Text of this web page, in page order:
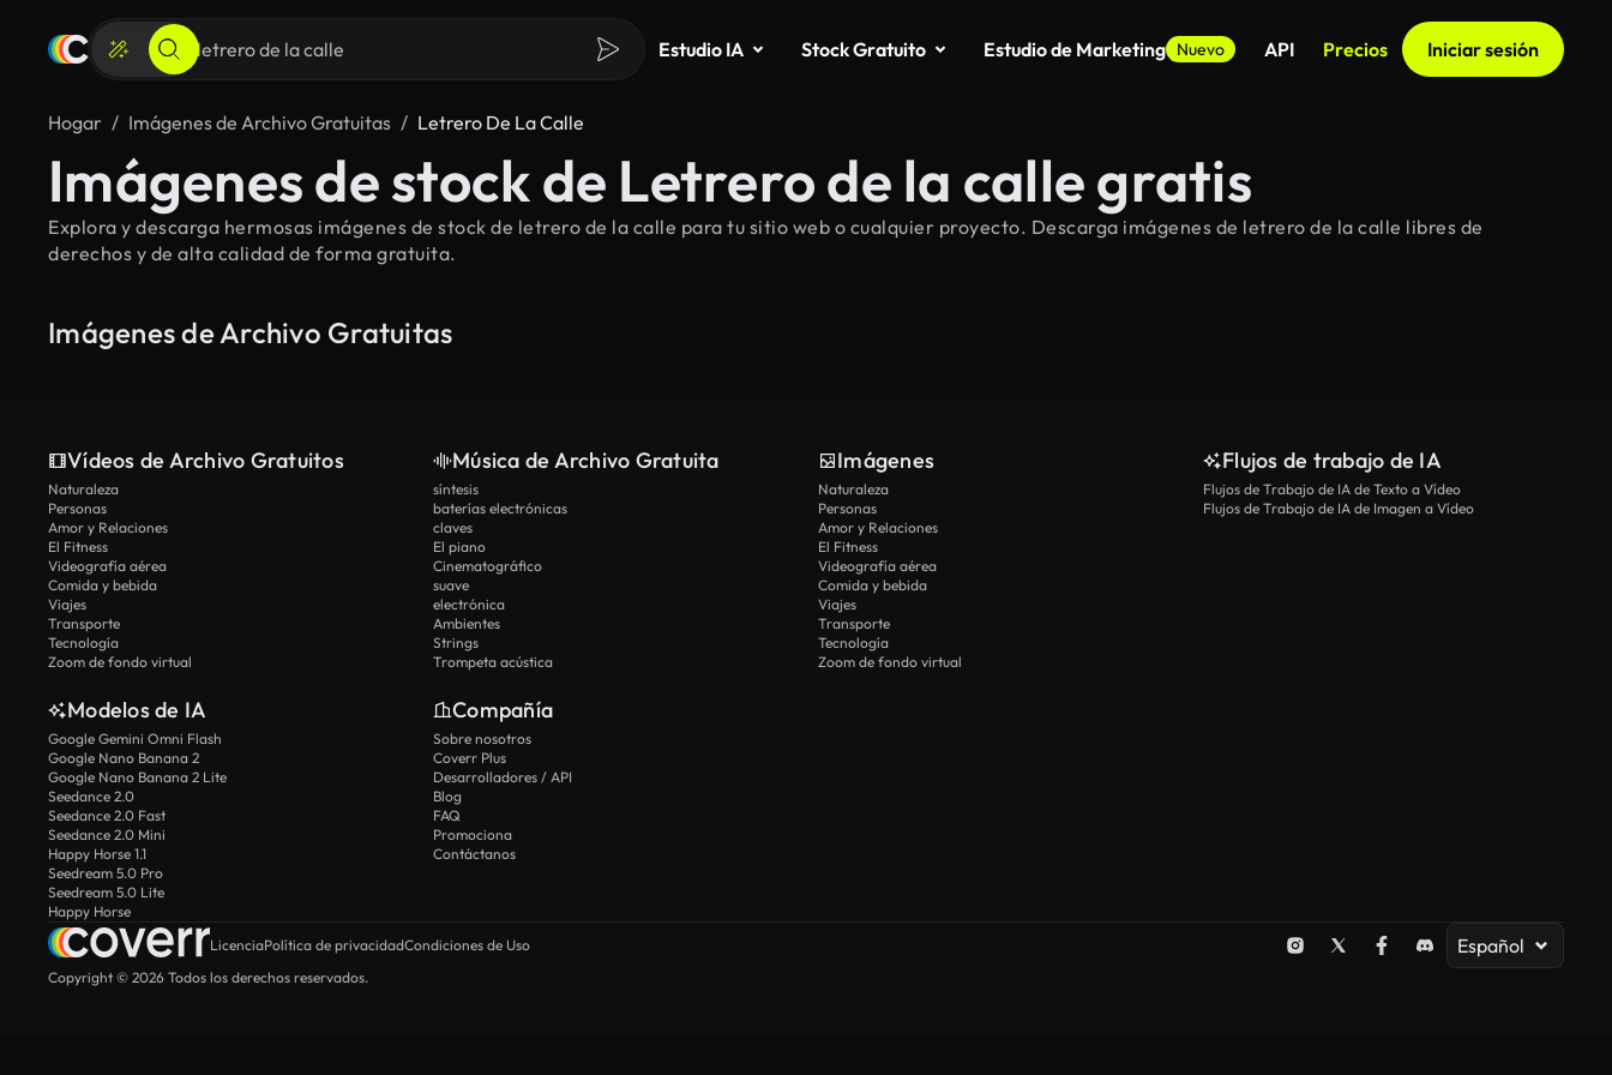
Estudio IA Stock Gratuito Estudio de Marketing Nuevo API Precios Iniciar sesión
Hogar Imágenes de Archivo Gratuitas Letrero De La Calle
Imágenes de stock de Letrero de la calle gratis
Explora y descarga hermosas imágenes de stock de letrero de la calle para tu sitio web o cualquier proyecto. Descarga imágenes de letrero de la calle libres de
derechos y de alta calidad de forma gratuita.
Imágenes de Archivo Gratuitas
Vídeos de Archivo Gratuitos
Naturaleza
Personas
Amor y Relaciones
El Fitness
Videografía aérea
Comida y bebida
Viajes
Transporte
Tecnología
Zoom de fondo virtual
Música de Archivo Gratuita
síntesis
baterías electrónicas
claves
El piano
Cinematográfico
suave
electrónica
Ambientes
Strings
Trompeta acústica
Imágenes
Naturaleza
Personas
Amor y Relaciones
El Fitness
Videografía aérea
Comida y bebida
Viajes
Transporte
Tecnología
Zoom de fondo virtual
Flujos de trabajo de IA
Flujos de Trabajo de IA de Texto a Vídeo
Flujos de Trabajo de IA de Imagen a Vídeo
Modelos de IA
Google Gemini Omni Flash
Google Nano Banana 2
Google Nano Banana 2 Lite
Seedance 2.0
Seedance 2.0 Fast
Seedance 2.0 Mini
Happy Horse 1.1
Seedream 5.0 Pro
Seedream 5.0 Lite
Happy Horse
Compañía
Sobre nosotros
Coverr Plus
Desarrolladores / API
Blog
FAQ
Promociona
Contáctanos
LicenciaPolítica de privacidadCondiciones de Uso Español
Copyright © 2026 Todos los derechos reservados.